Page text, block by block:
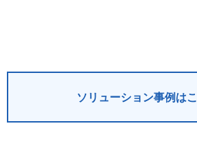
ソリューション事例は